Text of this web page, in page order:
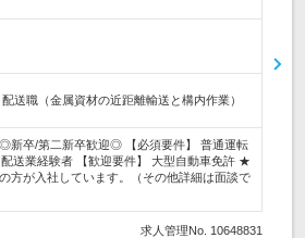
配送職（金属資材の近距離輸送と構内作業）
卒/第二新卒歓迎◎ 【必須要件】 普通運転
送業経験者 【歓迎要件】 大型自動車免許 ★
方が入社しています。（その他詳細は面談で
求人管理No. 10648831